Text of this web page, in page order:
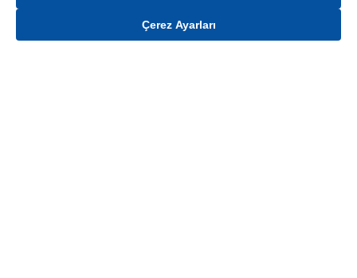
Gelince Haber Ver
Çerez Ayarları